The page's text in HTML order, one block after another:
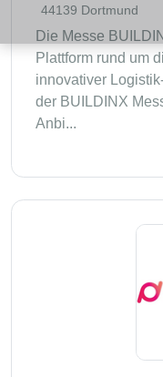
44139 Dortmund
Die Messe
Plattform rund um
innovativer
der BUILDINX
Anbi...